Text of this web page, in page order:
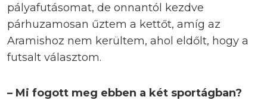
pályafutásomat, de onnantól kezdve
párhuzamosan űztem a kettőt, amíg az
Aramishoz nem kerültem, ahol eldőlt, hogy a
futsalt választom.
– Mi fogott meg ebben a két sportágban?